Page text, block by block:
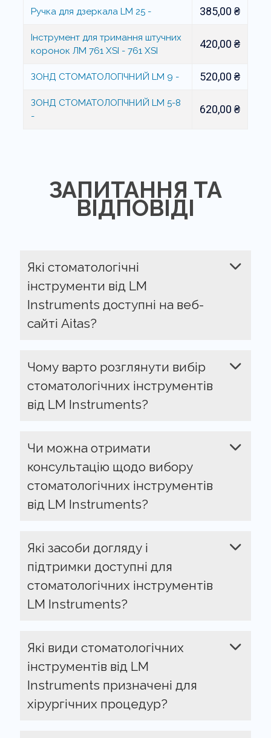
Ручка для дзеркала LM 25 - 385,00 ₴
Інструмент для тримання штучних
коронок ЛМ 761 XSI - 761 XSI
420,00 ₴
ЗОНД СТОМАТОЛОГІЧНИЙ LM 9 - 520,00 ₴
ЗОНД СТОМАТОЛОГІЧНИЙ LM 5-8
-
620,00 ₴
ЗАПИТАННЯ ТА
ВІДПОВІДІ
Які стоматологічні
інструменти від LM
Instruments доступні на веб-
сайті Aitas?
Чому варто розглянути вибір
стоматологічних інструментів
від LM Instruments?
Чи можна отримати
консультацію щодо вибору
стоматологічних інструментів
від LM Instruments?
Які засоби догляду і
підтримки доступні для
стоматологічних інструментів
LM Instruments?
Які види стоматологічних
інструментів від LM
Instruments призначені для
хірургічних процедур?